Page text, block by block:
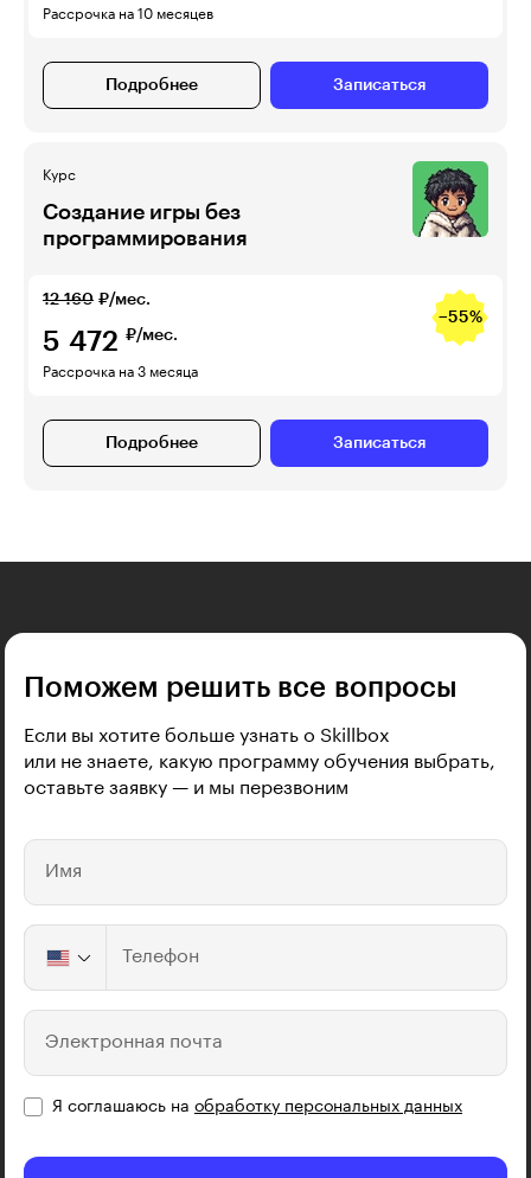
Рассрочка на 10 месяцев
Подробнее Записаться
Курс
Создание игры без
программирования
12 160 ₽/мес.
−55%
5 472 ₽/мес.
Рассрочка на 3 месяца
Подробнее Записаться
Поможем решить все вопросы
Если вы хотите больше узнать о Skillbox
или не знаете, какую программу обучения выбрать,
оставьте заявку — и мы перезвоним
Имя
Телефон
Электронная почта
Я соглашаюсь на обработку персональных данных